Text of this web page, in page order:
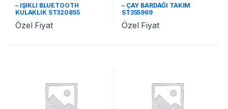
– IŞIKLI BLUETOOTH
KULAKLIK ST320855
Özel Fiyat
– ÇAY BARDAĞI TAKIM
ST355969
Özel Fiyat